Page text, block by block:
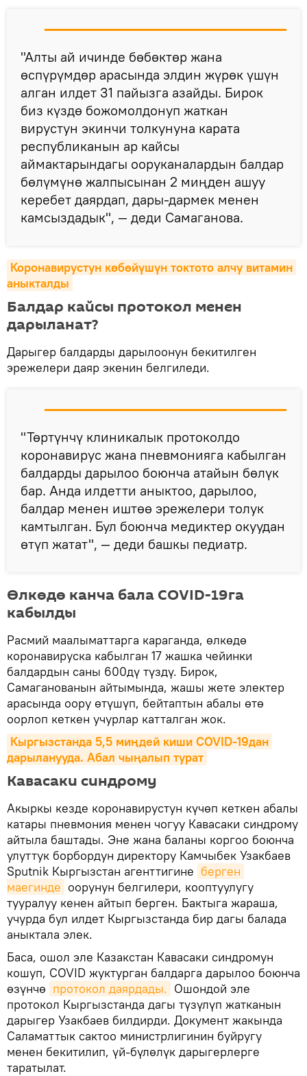
"Алты ай ичинде бөбөктөр жана
өспүрүмдөр арасында элдин жүрөк үшүн
алган илдет 31 пайызга азайды. Бирок
биз күздө божомолдонуп жаткан
вирустун экинчи толкунуна карата
республиканын ар кайсы
аймактарындагы ооруканалардын балдар
бөлүмүнө жалпысынан 2 миңден ашуу
керебет даярдап, дары-дармек менен
камсыздадык", — деди Самаганова.
Коронавирустун көбөйүшүн токтото алчу витамин
аныкталды
Балдар кайсы протокол менен
дарыланат?
Дарыгер балдарды дарылоонун бекитилген
эрежелери даяр экенин белгиледи.
"Төртүнчү клиникалык протоколдо
коронавирус жана пневмонияга кабылган
балдарды дарылоо боюнча атайын бөлүк
бар. Анда илдетти аныктоо, дарылоо,
балдар менен иштөө эрежелери толук
камтылган. Бул боюнча медиктер окуудан
өтүп жатат", — деди башкы педиатр.
Өлкөдө канча бала COVID-19га
кабылды
Расмий маалыматтарга караганда, өлкөдө
коронавируска кабылган 17 жашка чейинки
балдардын саны 600дү түздү. Бирок,
Самаганованын айтымында, жашы жете электер
арасында оору өтүшүп, бейтаптын абалы өтө
оорлоп кеткен учурлар катталган жок.
Кыргызстанда 5,5 миңдей киши COVID-19дан
дарыланууда. Абал чыңалып турат
Кавасаки синдрому
Акыркы кезде коронавирустун күчөп кеткен абалы
катары пневмония менен чогуу Кавасаки синдрому
айтыла баштады. Эне жана баланы коргоо боюнча
улуттук борбордун директору Камчыбек Узакбаев
Sputnik Кыргызстан агенттигине берген
маегинде оорунун белгилери, кооптуулугу
тууралуу кенен айтып берген. Бактыга жараша,
учурда бул илдет Кыргызстанда бир дагы балада
аныктала элек.
Баса, ошол эле Казакстан Кавасаки синдромун
кошуп, COVID жуктурган балдарга дарылоо боюнча
өзүнчө протокол даярдады. Ошондой эле
протокол Кыргызстанда дагы түзүлүп жатканын
дарыгер Узакбаев билдирди. Документ жакында
Саламаттык сактоо министрлигинин буйругу
менен бекитилип, үй-бүлөлүк дарыгерлерге
таратылат.